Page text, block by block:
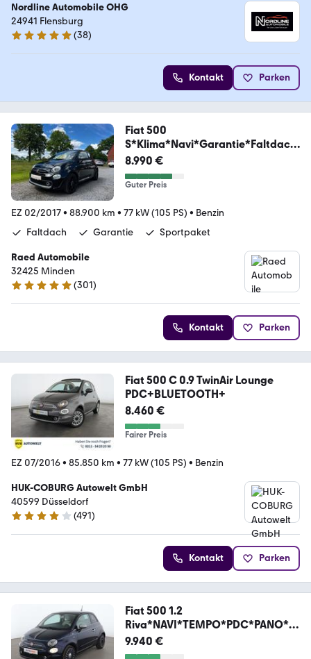
Nordline Automobile OHG
24941 Flensburg
4.9 Sterne
(38)
Kontakt Parken
Fiat 500
S*Klima*Navi*Garantie*Faltdach
*
8.990 €
Guter Preis
EZ 02/2017• 88.900 km • 77 kW (105 PS) • Benzin
Faltdach
Garantie Sportpaket
Raed Automobile
32425 Minden
4.9 Sterne
(301)
Kontakt Parken
Fiat 500 C 0.9 TwinAir Lounge
PDC+BLUETOOTH+
8.460 €
Fairer Preis
EZ 07/2016• 85.850 km • 77 kW (105 PS) • Benzin
HUK-COBURG Autowelt GmbH
40599 Düsseldorf
4.1 Sterne
(491)
Kontakt Parken
Fiat 500 1.2
Riva*NAVI*TEMPO*PDC*PANO*A
LU*KLIMA*
9.940 €